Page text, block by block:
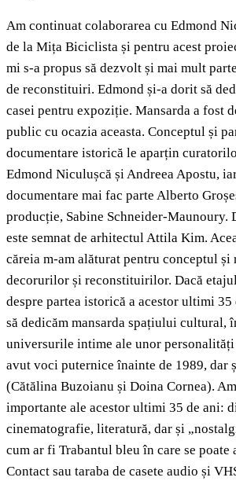
Am continuat colaborarea cu Edmond
de la Mița Biciclista și pentru acest
mi s-a propus să dezvolt și mai mult
de reconstituiri. Edmond și-a dorit să
casei pentru expoziție. Mansarda a fost
public cu ocazia aceasta. Conceptul și
documentare istorică le aparțin
Edmond Niculușcă și Andreea Apostu,
documentare mai fac parte Alberto
producție, Sabine Schneider-Maunoury.
este semnat de arhitectul Attila Kim.
căreia m-am alăturat pentru conceptul și
decorurilor și reconstituirilor. Dacă
despre partea istorică a acestor ultimi
să dedicăm mansarda spațiului cultural,
universurile intime ale unor
avut voci puternice înainte de 1989, dar
(Cătălina Buzoianu și Doina Cornea).
importante ale acestor ultimi 35 de ani:
cinematografie, literatură, dar și
cum ar fi Trabantul bleu în care se poate
Contact sau taraba de casete audio și